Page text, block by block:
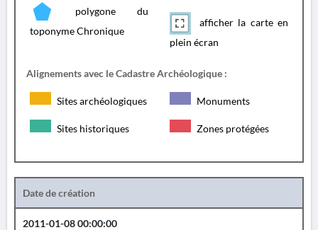
polygone du
toponyme Chronique
afficher la carte en
plein écran
Alignements avec le Cadastre Archéologique :
Sites archéologiques Monuments
Sites historiques Zones protégées
Date de création
2011-01-08 00:00:00